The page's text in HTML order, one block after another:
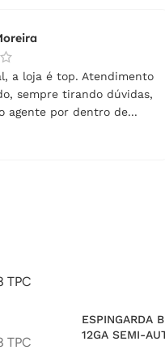
a loja é top. Atendimento
sempre tirando dúvidas,
agente por dentro de...
ESPINGARDA
12GA SEMI-